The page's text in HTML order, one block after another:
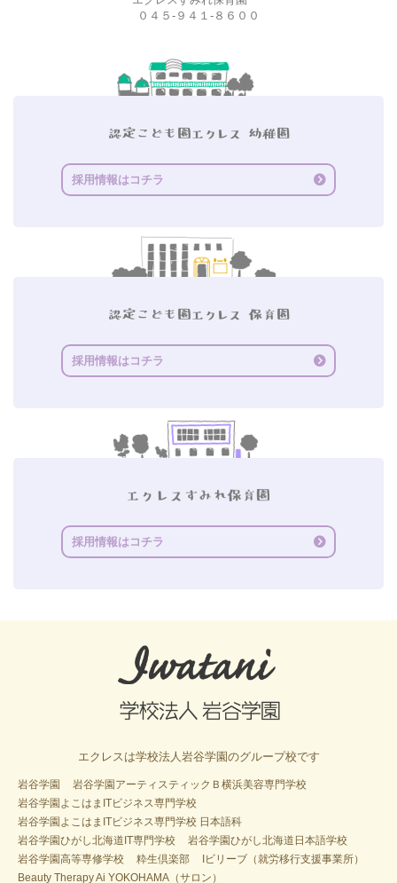
０４５-９４１-８６００
採用情報はコチラ
採用情報はコチラ
採用情報はコチラ
エクレスは学校法人岩谷学園のグループ校です
岩谷学園
岩谷学園アーティスティックＢ横浜美容専門学校
岩谷学園よこはまITビジネス専門学校
岩谷学園よこはまITビジネス専門学校 日本語科
岩谷学園ひがし北海道IT専門学校
岩谷学園ひがし北海道日本語学校
岩谷学園高等専修学校
粋生倶楽部
Iビリーブ（就労移行支援事業所）
Beauty Therapy Ai YOKOHAMA（サロン）